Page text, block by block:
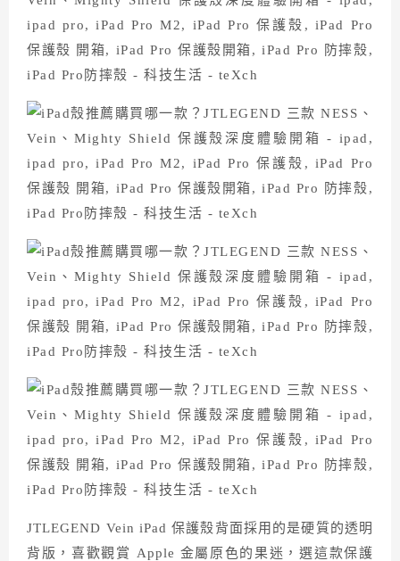
JTLEGEND Vein iPad 保護殼背面採用的是硬質的透明
背版，喜歡觀賞 Apple 金屬原色的果迷，選這款保護